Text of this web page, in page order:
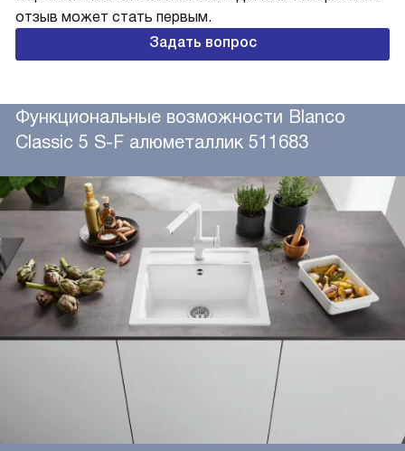
отзыв может стать первым.
Задать вопрос
Функциональные возможности Blanco
Classic 5 S-F алюметаллик 511683